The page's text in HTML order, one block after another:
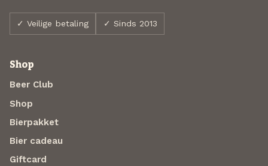
✓ Veilige betaling ✓ Sinds 2013
Shop
Beer Club
Shop
Bierpakket
Bier cadeau
Giftcard